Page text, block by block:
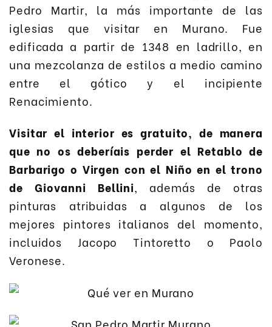
Pedro Martir, la más importante de las
iglesias que visitar en Murano. Fue
edificada a partir de 1348 en ladrillo, en
una mezcolanza de estilos a medio camino
entre el gótico y el incipiente
Renacimiento.
Visitar el interior es gratuito, de manera
que no os deberíais perder el Retablo de
Barbarigo o Virgen con el Niño en el trono
de Giovanni Bellini, además de otras
pinturas atribuidas a algunos de los
mejores pintores italianos del momento,
incluidos Jacopo Tintoretto o Paolo
Veronese.